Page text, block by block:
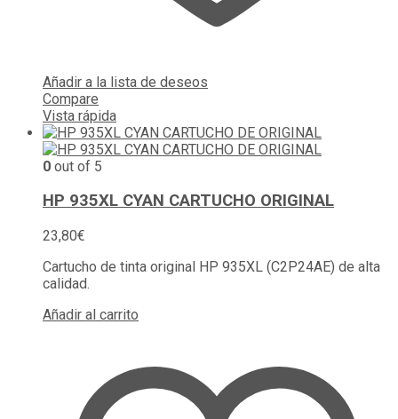
Añadir a la lista de deseos
Compare
Vista rápida
0 out of 5
HP 935XL CYAN CARTUCHO ORIGINAL
23,80€
Cartucho de tinta original HP 935XL (C2P24AE) de alta
calidad.
Añadir al carrito